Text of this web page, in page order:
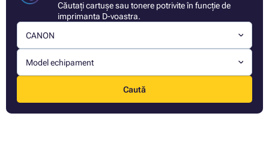
Căutați cartușe sau tonere potrivite în funcție de
imprimanta D-voastra.
CANON
Model echipament
Caută